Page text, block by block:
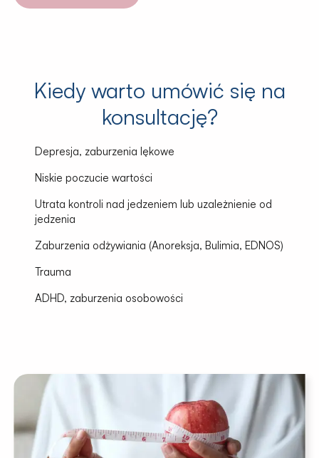
Kiedy warto umówić się na
konsultację?
Depresja, zaburzenia lękowe
Niskie poczucie wartości
Utrata kontroli nad jedzeniem lub uzależnienie od
jedzenia
Zaburzenia odżywiania (Anoreksja, Bulimia, EDNOS)
Trauma
ADHD, zaburzenia osobowości